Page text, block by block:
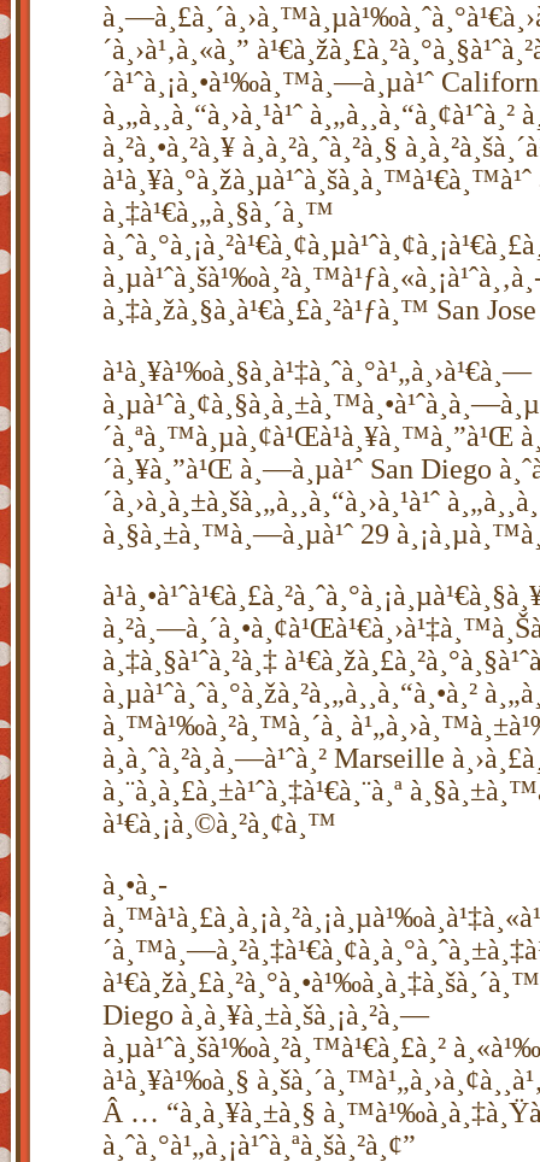
´à¸›à¹‚à¸«à¸”
´à¹ˆà¸¡à¸•à¹‰à¸™à¸—à¸µà¹ˆ
à¸„à¸¸à¸“à¸›à¸¹à¹ˆ à¸„à¸¸à¸“à¸¢à¹ˆà¸²
à¸²à¸•à¸²à¸¥ à¸­à¸²à¸ˆà¸²à¸§
à¸‡à¹€à¸„à¸§à¸´à¸™
à¸‡à¸žà¸§à¸à¹€à¸£à¸²à¹ƒà¸™ San Jose
à¹à¸¥à¹‰à¸§à¸à¹‡à¸ˆà¸°à¹„à¸›à¹€à¸—
´à¸ªà¸™à¸µà¸¢à¹Œà¹à¸¥à¸™à¸”à¹Œ
´à¸¥à¸”à¹Œ à¸—à¸µà¹ˆ San Diego
´à¸›à¸à¸±à¸šà¸„à¸¸à¸“à¸›à¸¹à¹ˆ
à¸§à¸±à¸™à¸—à¸µà¹ˆ 29
à¸‡à¸§à¹ˆà¸²à¸‡
à¸µà¹ˆà¸ˆà¸°à¸žà¸²à¸„à¸¸à¸“à¸•à¸²
à¸™à¹‰à¸²à¸™à¸´à¸
à¸à¸ˆà¸²à¸à¸—à¹ˆà¸² Marseille
à¸¨à¸à¸£à¸±à¹ˆà¸‡à¹€à¸¨à¸ª
à¹€à¸¡à¸©à¸²à¸¢à¸™
à¸•à¸­
Diego à¸à¸¥à¸±à¸šà¸¡à¸²à¸—
à¸µà¹ˆà¸šà¹‰à¸²à¸™à¹€à¸£à¸²
à¹à¸¥à¹‰à¸§
Â … “à¸à¸¥à¸±à¸§
à¸ˆà¸°à¹„à¸¡à¹ˆà¸ªà¸šà¸²à¸¢”